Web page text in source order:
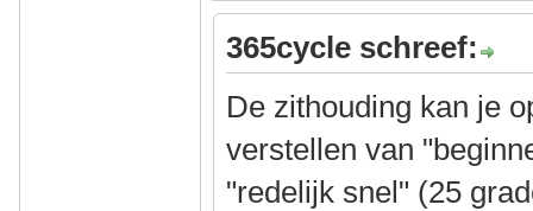
365cycle schreef:
De zithouding kan je
verstellen van
"redelijk snel" (25